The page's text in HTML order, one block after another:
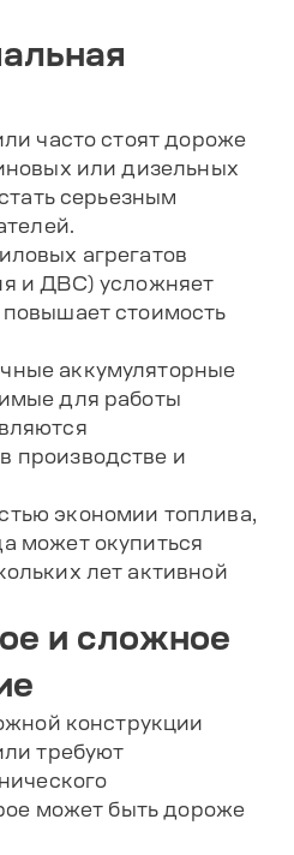
часто стоят дороже
или дизельных
серьезным
агрегатов
и ДВС) усложняет
стоимость
аккумуляторные
для работы
производстве и
экономии топлива,
может окупиться
лет активной
и сложное
конструкции
требуют
может быть дороже